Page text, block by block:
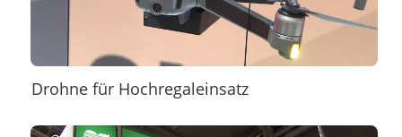
Drohne für Hochregaleinsatz